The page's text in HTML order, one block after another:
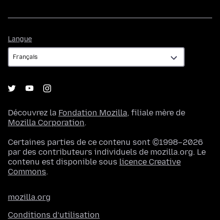
Langue
Découvrez la Fondation Mozilla, filiale mère de
Mozilla Corporation.
Certaines parties de ce contenu sont ©1998–2026
par des contributeurs individuels de mozilla.org. Le
contenu est disponible sous licence Creative
Commons.
mozilla.org
Conditions d’utilisation